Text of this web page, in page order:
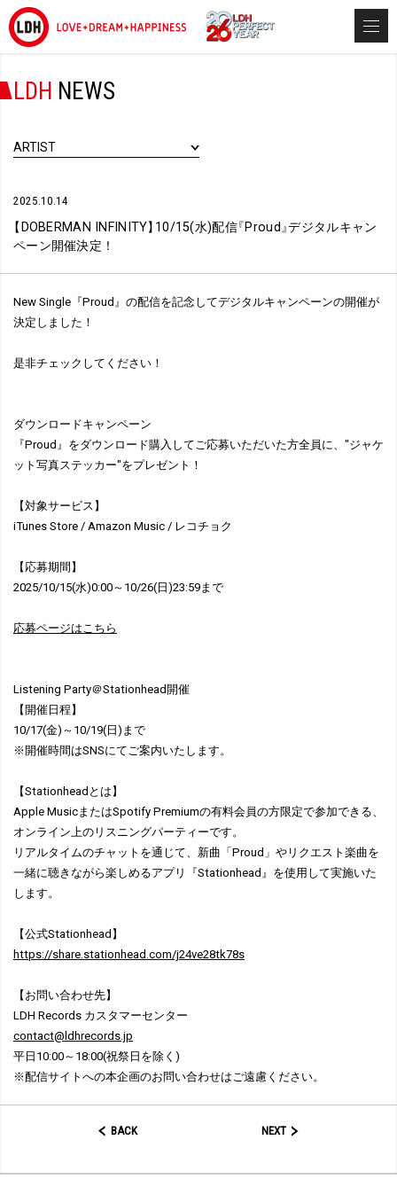
LDH NEWS
ARTIST
2025.10.14
【 DOBERMAN INFINITY】10/15(水)配信『Proud』デジタルキャン
ペーン開催決定！
New Single『Proud』の配信を記念してデジタルキャンペーンの開催が
決定しました！
是非チェックしてください！
ダウンロードキャンペーン
『Proud』をダウンロード購入してご応募いただいた方全員に、"ジャケ
ット写真ステッカー"をプレゼント！
【対象サービス】
iTunes Store / Amazon Music / レコチョク
【応募期間】
2025/10/15(水)0:00～10/26(日)23:59まで
応募ページはこちら
Listening Party＠Stationhead開催
【開催日程】
10/17(金)～10/19(日)まで
※開催時間はSNSにてご案内いたします。
【Stationheadとは】
Apple MusicまたはSpotify Premiumの有料会員の方限定で参加できる、
オンライン上のリスニングパーティーです。
リアルタイムのチャットを通じて、新曲「Proud」やリクエスト楽曲を
一緒に聴きながら楽しめるアプリ『Stationhead』を使用して実施いた
します。
【公式Stationhead】
https://share.stationhead.com/j24ve28tk78s
【お問い合わせ先】
LDH Records カスタマーセンター
contact@ldhrecords.jp
平日10:00～18:00(祝祭日を除く)
※配信サイトへの本企画のお問い合わせはご遠慮ください。
BACK NEXT